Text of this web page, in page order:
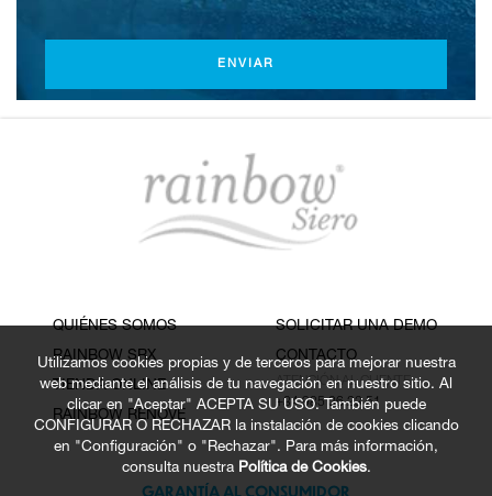
Utilizamos cookies propias y de terceros para mejorar nuestra
web mediante el análisis de tu navegación en nuestro sitio. Al
clicar en "Aceptar" ACEPTA SU USO. También puede
CONFIGURAR O RECHAZAR la instalación de cookies clicando
en "Configuración" o "Rechazar". Para más información,
consulta nuestra Política de Cookies.
ENVIAR
QUIÉNES SOMOS
RAINBOW SRX
TIENDA ONLINE
RAINBOW RENOVE
SOLICITAR UNA DEMO
CONTACTO
ATENCIÓN AL CLIENTE
+34 985 36 23 51
GARANTÍA AL CONSUMIDOR